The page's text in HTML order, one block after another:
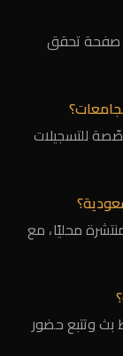
صفحة تحقق
للتسجيلات
محليًا، مع
بث وتتبع حضور